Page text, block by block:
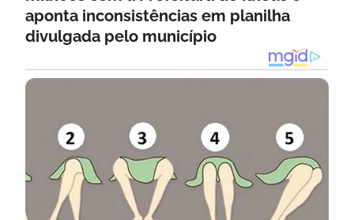
aponta inconsistências em planilha
divulgada pelo município